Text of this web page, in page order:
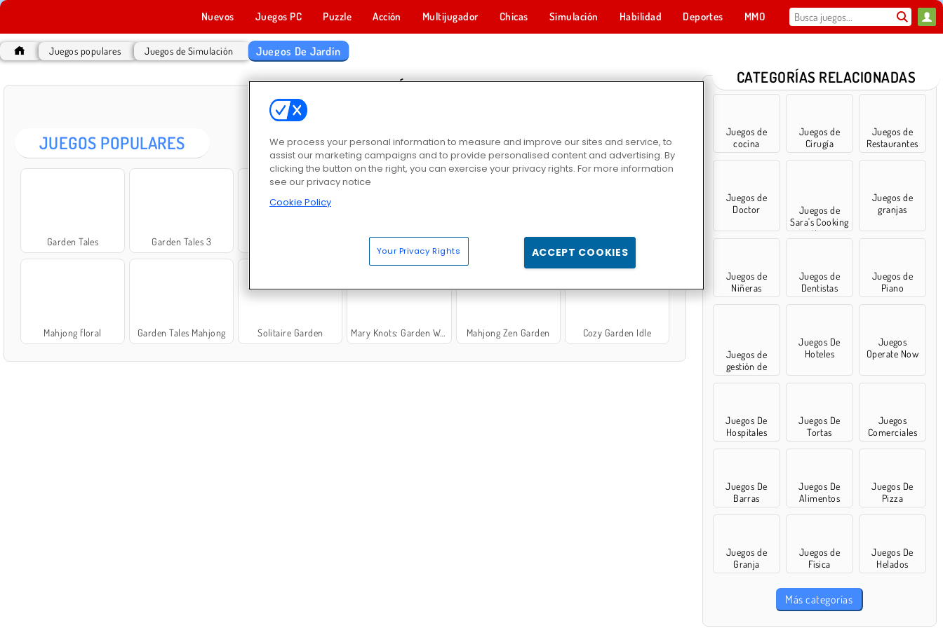
Nuevos Juegos PC Puzzle Acción Multijugador Chicas Simulación Habilidad Deportes MMO
Juegos populares Juegos de Simulación Juegos De Jardín
JUEGOS DE JARDÍN
JUEGOS POPULARES
Garden Tales Garden Tales 3 Garden Tales 4 Garden Bloom Garden Tales Mahjong 2
Mahjong floral Garden Tales Mahjong Solitaire Garden Mary Knots: Garden Wedding Mahjong Zen Garden Cozy Garden Idle
CATEGORÍAS RELACIONADAS
Juegos de
cocina
Juegos de
Cirugía
Juegos de
Restaurantes
Juegos de
Doctor
Juegos de
Sara's Cooking
Class
Juegos de
granjas
Juegos de
Niñeras
Juegos de
Dentistas
Juegos de
Piano
Juegos de
gestión de
tiempo
Juegos De
Hoteles
Juegos
Operate Now
Juegos De
Hospitales
Juegos De
Tortas
Juegos
Comerciales
Juegos De
Barras
Juegos De
Alimentos
Juegos De
Pizza
Juegos de
Granja
Juegos de
Física
Juegos De
Helados
Más categorías
We process your personal information to measure and improve our sites and service, to
assist our marketing campaigns and to provide personalised content and advertising. By
clicking the button on the right, you can exercise your privacy rights. For more information
see our privacy notice
Cookie Policy
Your Privacy Rights ACCEPT COOKIES